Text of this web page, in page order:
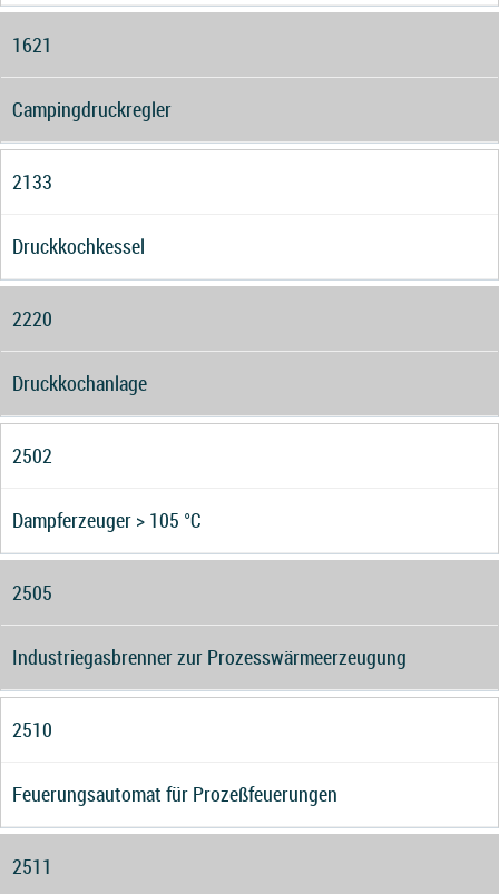
1621
Campingdruckregler
2133
Druckkochkessel
2220
Druckkochanlage
2502
Dampferzeuger > 105 °C
2505
Industriegasbrenner zur Prozesswärmeerzeugung
2510
Feuerungsautomat für Prozeßfeuerungen
2511